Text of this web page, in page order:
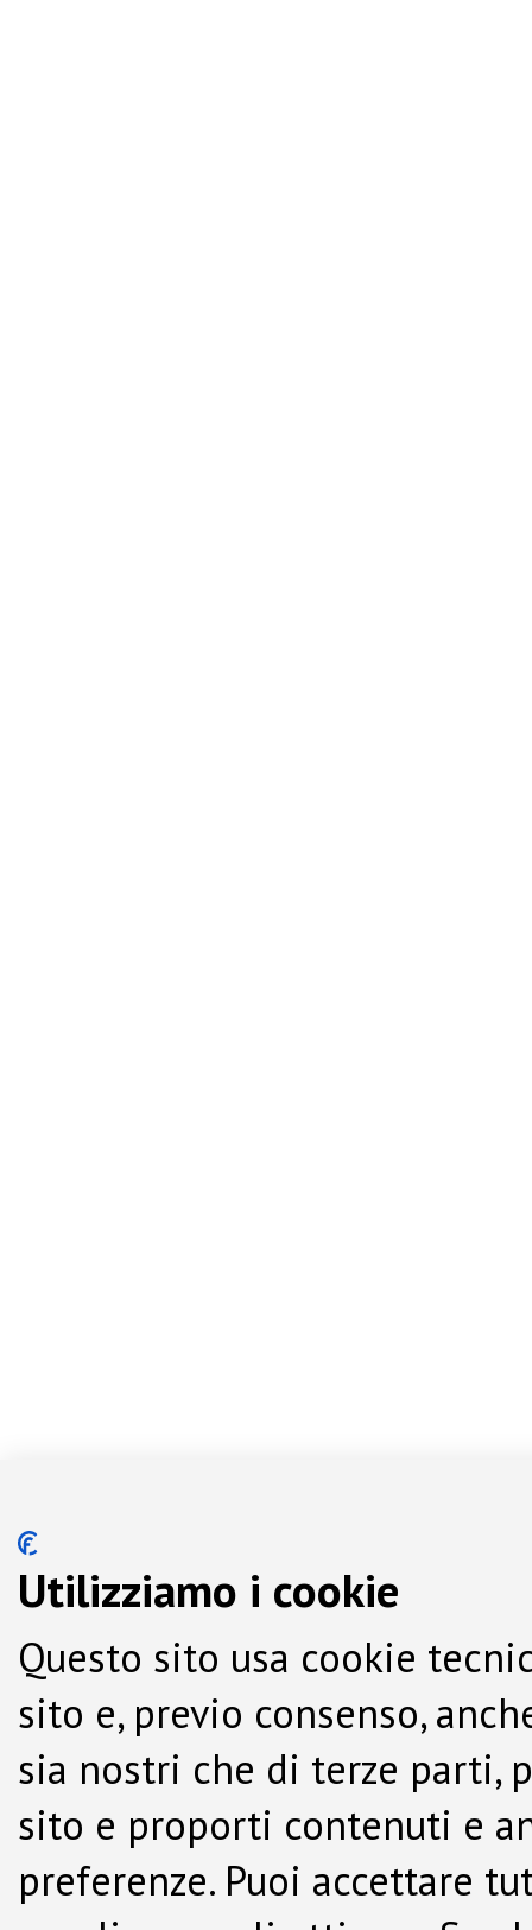
Utilizziamo i cookie
Questo sito usa cookie
sito e, previo consenso,
sia nostri che di terze parti,
sito e proporti contenuti e
preferenze. Puoi accettare